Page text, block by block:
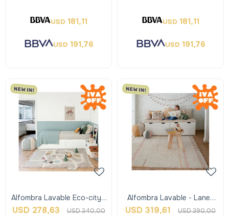
USD 181,11
USD 191,76
USD 181,11
USD 191,76
Alfombra Lavable Eco-city -
Lorena Canals
USD 278,63 USD340,00
Alfombra Lavable - Lanes
Vintage Nude Pink - M -
USD 319,61 USD390,00